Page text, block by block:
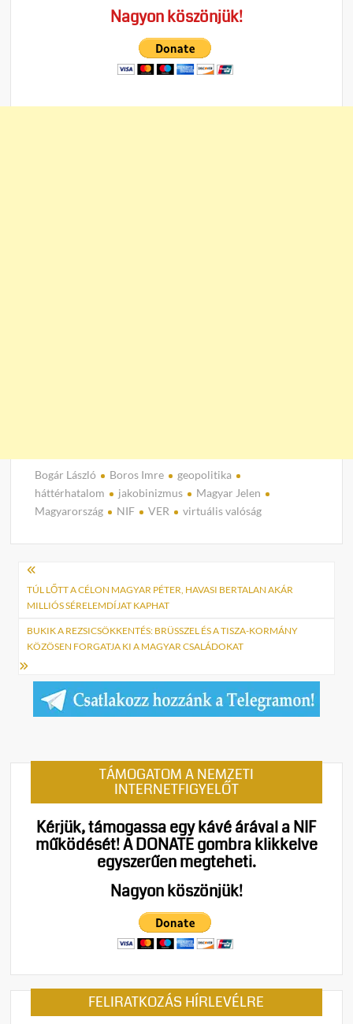
Nagyon köszönjük!
Bogár László Boros Imre
geopolitika
háttérhatalom
jakobinizmus
Magyar Jelen
Magyarország
NIF VER virtuális valóság
Bejegyzés
navigáció
TÚL LŐTT A CÉLON MAGYAR PÉTER, HAVASI BERTALAN AKÁR
MILLIÓS SÉRELEMDÍJAT KAPHAT
BUKIK A REZSICSÖKKENTÉS: BRÜSSZEL ÉS A TISZA-KORMÁNY
KÖZÖSEN FORGATJA KI A MAGYAR CSALÁDOKAT
TÁMOGATOM A NEMZETI
INTERNETFIGYELŐT
Kérjük, támogassa egy kávé árával a NIF
működését!A DONATE gombra klikkelve
egyszerűen megteheti.
Nagyon köszönjük!
FELIRATKOZÁS HÍRLEVÉLRE